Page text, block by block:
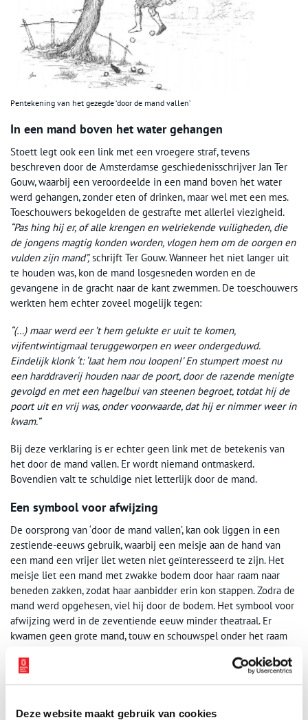
Deze website maakt gebruik van cookies
Pentekening van het gezegde ‘door de mand vallen’
In een mand boven het water gehangen
Stoett legt ook een link met een vroegere straf, tevens
beschreven door de Amsterdamse geschiedenisschrijver Jan Ter
Gouw, waarbij een veroordeelde in een mand boven het water
werd gehangen, zonder eten of drinken, maar wel met een mes.
Toeschouwers bekogelden de gestrafte met allerlei viezigheid.
“Pas hing hij er, of alle krengen en welriekende vuiligheden, die
de jongens magtig konden worden, vlogen hem om de oorgen en
vulden zijn mand”,schrijft Ter Gouw. Wanneer het niet langer uit
te houden was, kon de mand losgesneden worden en de
gevangene in de gracht naar de kant zwemmen. De toeschouwers
werkten hem echter zoveel mogelijk tegen:
“(…) maar werd eer ’t hem gelukte er uuit te komen,
vijfentwintigmaal teruggeworpen en weer ondergeduwd.
Eindelijk klonk ‘t: ‘laat hem nou loopen!’ En stumpert moest nu
een harddraverij houden naar de poort, door de razende menigte
gevolgd en met een hagelbui van steenen begroet, totdat hij de
poort uit en vrij was, onder voorwaarde, dat hij er nimmer weer in
kwam.”
Bij deze verklaring is er echter geen link met de betekenis van
het door de mand vallen. Er wordt niemand ontmaskerd.
Bovendien valt te schuldige niet letterlijk door de mand.
Een symbool voor afwijzing
De oorsprong van ‘door de mand vallen’, kan ook liggen in een
zestiende-eeuws gebruik, waarbij een meisje aan de hand van
een mand een vrijer liet weten niet geïnteresseerd te zijn. Het
meisje liet een mand met zwakke bodem door haar raam naar
beneden zakken, zodat haar aanbidder erin kon stappen. Zodra de
mand werd opgehesen, viel hij door de bodem. Het symbool voor
afwijzing werd in de zeventiende eeuw minder theatraal. Er
kwamen geen grote mand, touw en schouwspel onder het raam
mandje opgestuurd. Hoe het gezegde ‘door de mand vallen’ zijn
betekenis heeft gekregen, blijft bij deze verklaring echter
gevallen?